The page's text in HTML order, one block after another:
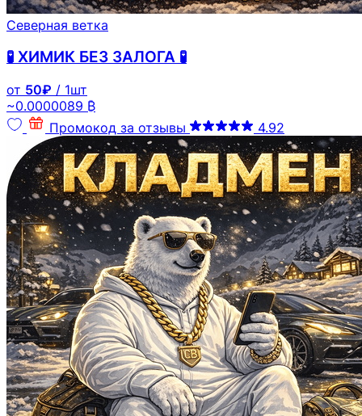
Северная ветка
🧪 ХИМИК БЕЗ ЗАЛОГА 🧪
от 50₽ / 1шт
~0.0000089 ₿
Промокод за отзывы
4.92